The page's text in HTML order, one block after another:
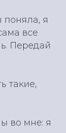
поняла, я
все
Передай
такие,
во мне: я